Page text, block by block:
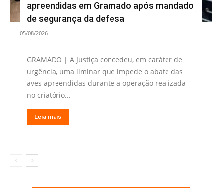
apreendidas em Gramado após mandado
de segurança da defesa
05/08/2026
GRAMADO | A Justiça concedeu, em caráter de
urgência, uma liminar que impede o abate das
aves apreendidas durante a operação realizada
no criatório...
Leia mais